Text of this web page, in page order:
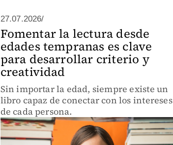
27.07.2026/
Fomentar la lectura desde
edades tempranas es clave
para desarrollar criterio y
creatividad
Sin importar la edad, siempre existe un
libro capaz de conectar con los intereses
de cada persona.